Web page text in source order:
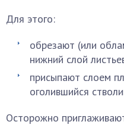
Для этого:
обрезают (или
нижний слой
присыпают слоем
оголившийся
Осторожно